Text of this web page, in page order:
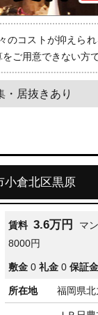
コストが抑えら
ご用意できない方
・居抜きあり
小倉北区黒原
賃料 3.6万円 マ
8000円
敷金 0 礼金 0 保証金
所在地 福岡県